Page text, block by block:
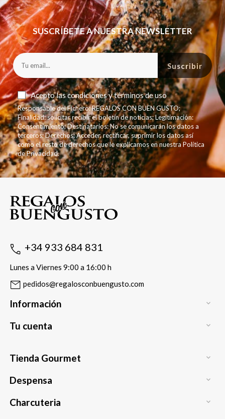
SUSCRÍBETE A NUESTRA NEWSLETTER
Suscribir
Acepto lascondiciones y términos de uso
Responsable del Fichero: REGALOS CON BUEN GUSTO;
Finalidad: solicitar recibir el boletín de noticias; Legitimación:
Consentimiento; Destinatarios: No se comunicarán los datos a
terceros; Derechos: Acceder, rectificar, suprimir los datos así
como el resto de derechos que le explicamos en nuestra Política
de Privacidad.
+34 933 684 831
Lunes a Viernes 9:00 a 16:00 h
pedidos@regalosconbuengusto.com
Información 
Tu cuenta 
Tienda Gourmet 
Despensa 
Charcuteria 